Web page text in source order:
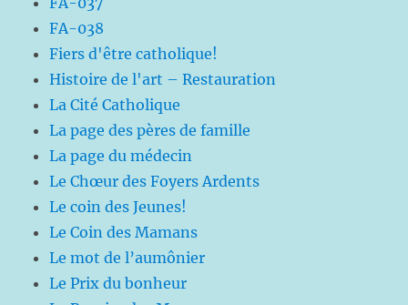
FA-038
Fiers d'être catholique!
Histoire de l'art – Restauration
La Cité Catholique
La page des pères de famille
La page du médecin
Le Chœur des Foyers Ardents
Le coin des Jeunes!
Le Coin des Mamans
Le mot de l’aumônier
Le Prix du bonheur